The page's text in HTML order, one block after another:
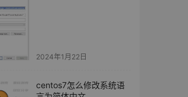
2024年1月22日
centos7怎么修改系统语